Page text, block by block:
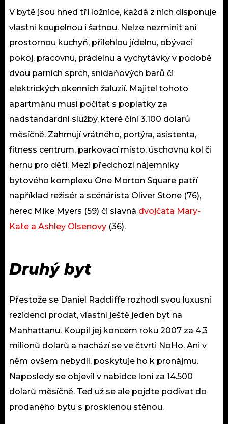
V bytě jsou hned tři ložnice, každá z nich disponuje
vlastní koupelnou i šatnou. Nelze nezmínit ani
prostornou kuchyň, přilehlou jídelnu, obývací
pokoj, pracovnu, prádelnu a vychytávky v podobě
dvou parních sprch, snídaňových barů či
elektrických okenních žaluzií. Majitel tohoto
apartmánu musí počítat s poplatky za
nadstandardní služby, které činí 3.100 dolarů
měsíčně. Zahrnují vrátného, portýra, asistenta,
fitness centrum, parkovací místo, úschovnu kol či
hernu pro děti. Mezi předchozí nájemníky
bytového komplexu One Morton Square patří
například režisér a scénárista Oliver Stone (76),
herec Mike Myers (59) či slavná dvojčata Mary-
Kate a Ashley Olsenovy (36).
Druhý byt
Přestože se Daniel Radcliffe rozhodl svou luxusní
rezidenci prodat, vlastní ještě jeden byt na
Manhattanu. Koupil jej koncem roku 2007 za 4,3
milionů dolarů a nachází se ve čtvrti NoHo. Ani v
něm ovšem nebydlí, poskytuje ho k pronájmu.
Naposledy se objevil v nabídce loni za 14.500
dolarů měsíčně. Teď už se ale pojďte podívat do
prodaného bytu s prosklenou stěnou.